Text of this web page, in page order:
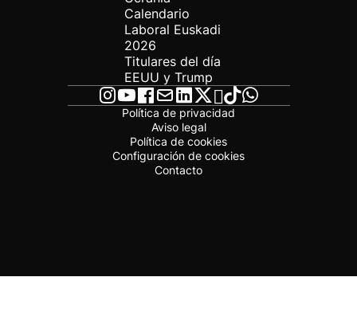
Calendario
Laboral Euskadi
2026
Titulares del día
EEUU y Trump
Política de privacidad
Aviso legal
Política de cookies
Configuración de cookies
Contacto